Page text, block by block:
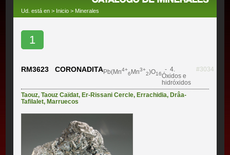
Ud. está en > Inicio > Minerales
1
RM3623 CORONADITAPb(Mn4+
6 Mn3+
2)O16
- 4.
Óxidos e
hidróxidos
#3034
Taouz,Taouz Caïdat, Er-Rissani Cercle, Errachidia, Drâa-
Tafilalet, Marruecos